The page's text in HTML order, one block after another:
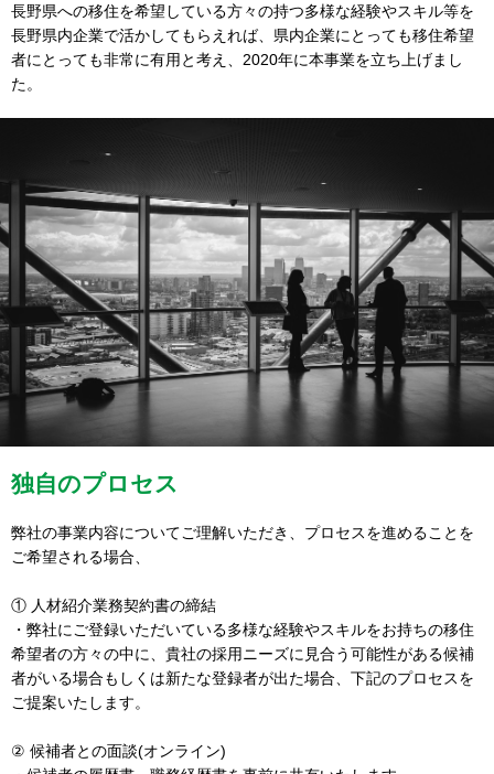
長野県への移住を希望している方々の持つ多様な経験やスキル等を
長野県内企業で活かしてもらえれば、県内企業にとっても移住希望
者にとっても非常に有用と考え、2020年に本事業を立ち上げまし
た。
独自のプロセス
弊社の事業内容についてご理解いただき、プロセスを進めることを
ご希望される場合、
① 人材紹介業務契約書の締結
・弊社にご登録いただいている多様な経験やスキルをお持ちの移住
希望者の方々の中に、貴社の採用ニーズに見合う可能性がある候補
者がいる場合もしくは新たな登録者が出た場合、下記のプロセスを
ご提案いたします。
② 候補者との面談(オンライン)